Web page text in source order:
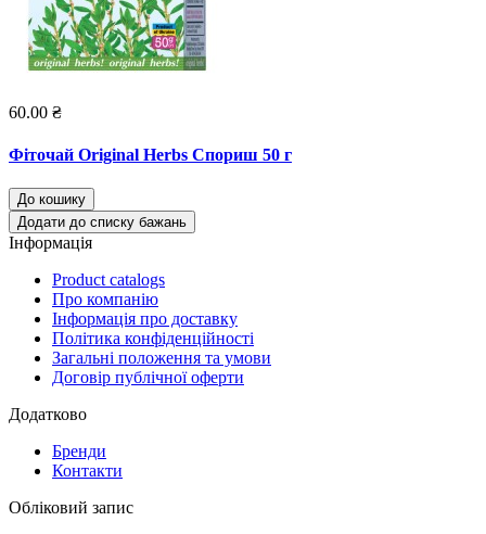
60.00 ₴
Фіточай Original Herbs Спориш 50 г
До кошику
Додати до списку бажань
Інформація
Product catalogs
Про компанію
Інформація про доставку
Політика конфіденційності
Загальні положення та умови
Договір публічної оферти
Додатково
Бренди
Контакти
Обліковий запис